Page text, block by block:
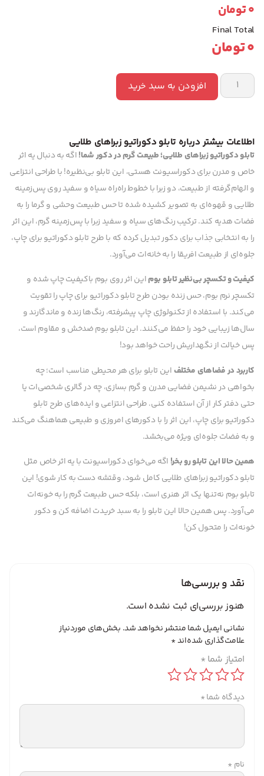
0تومان
Final Total
0تومان
افزودن به سبد خرید
اطلاعات بیشتر درباره تابلو دکوراتیو زبراهای طلایی
تابلو دکوراتیو زبراهای طلایی؛ طبیعت گرم در دکور شما!اگه به دنبال یه اثر
خاص و مدرن برای دکوراسیونت هستی، این تابلو بی‌نظیره! با طراحی انتزاعی
و الهام‌گرفته از طبیعت، دو زبرا با خطوط راه‌راه سیاه و سفید روی پس‌زمینه
طلایی و قهوه‌ای به تصویر کشیده شده تا حس طبیعت وحشی و گرما را به
فضات هدیه کند. ترکیب رنگ‌های سیاه و سفید زبرا با پس‌زمینه گرم، این اثر
را به انتخابی جذاب برای دکور تبدیل کرده که با طرح تابلو دکوراتیو برای چاپ،
جلوه‌ای از طبیعت افریقا را به خانه‌ات می‌آورد.
کیفیت و تکسچر بی‌نظیر تابلو بوماین اثر روی بوم باکیفیت چاپ شده و
تکسچر نرم بوم، حس زنده بودن طرح تابلو دکوراتیو برای چاپ را تقویت
می‌کند. با استفاده از تکنولوژی چاپ پیشرفته، رنگ‌ها زنده و ماندگارند و
سال‌ها زیبایی خود را حفظ می‌کنند. این تابلو بوم ضدخش و مقاوم است،
پس خیالت از نگهداریش راحت خواهد بود!
کاربرد در فضاهای مختلف این تابلو برای هر محیطی مناسب است؛ چه
بخواهی در نشیمن فضایی مدرن و گرم بسازی، چه در گالری شخصی‌ات یا
حتی دفتر کار از آن استفاده کنی. طراحی انتزاعی و ایده‌های طرح تابلو
دکوراتیو برای چاپ، این اثر را با دکورهای امروزی و طبیعی هماهنگ می‌کند
و به فضات جلوه‌ای ویژه می‌بخشد.
همین حالا این تابلو رو بخر! اگه می‌خوای دکوراسیونت با یه اثر خاص مثل
تابلو دکوراتیو زبراهای طلایی کامل شود، وقتشه دست به کار شوی! این
تابلو بوم نه‌تنها یک اثر هنری است، بلکه حس طبیعت گرم را به خونه‌ات
می‌آورد. پس همین حالا این تابلو را به سبد خریدت اضافه کن و دکور
خونه‌ات را متحول کن!
نقد و بررسی‌ها
هنوز بررسی‌ای ثبت نشده است.
نشانی ایمیل شما منتشر نخواهد شد. بخش‌های موردنیاز
علامت‌گذاری شده‌اند*
امتیاز شما *
دیدگاه شما*
نام *